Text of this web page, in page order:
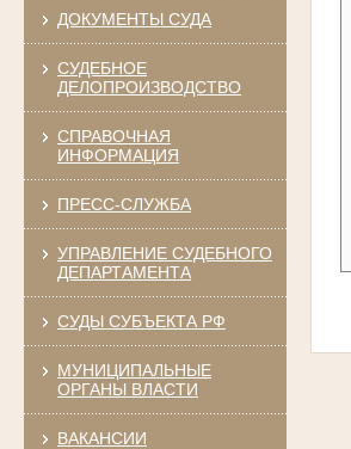
ДОКУМЕНТЫ СУДА
СУДЕБНОЕ
ДЕЛОПРОИЗВОДСТВО
СПРАВОЧНАЯ
ИНФОРМАЦИЯ
ПРЕСС-СЛУЖБА
УПРАВЛЕНИЕ СУДЕБНОГО
ДЕПАРТАМЕНТА
СУДЫ СУБЪЕКТА РФ
МУНИЦИПАЛЬНЫЕ
ОРГАНЫ ВЛАСТИ
ВАКАНСИИ